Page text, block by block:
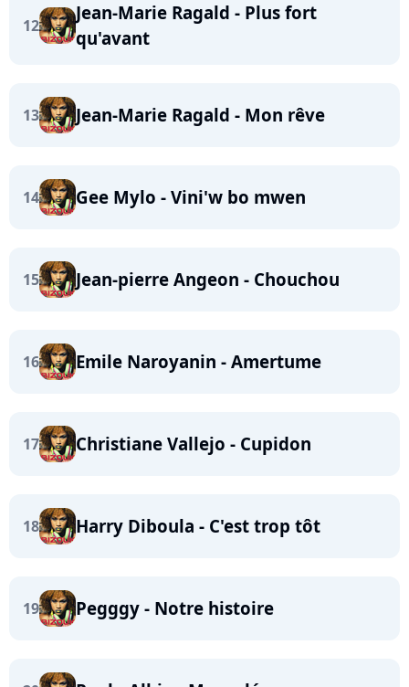
12
Jean-Marie Ragald - Plus fort
qu'avant
13 Jean-Marie Ragald - Mon rêve
14 Gee Mylo - Vini'w bo mwen
15 Jean-pierre Angeon - Chouchou
16 Emile Naroyanin - Amertume
17 Christiane Vallejo - Cupidon
18 Harry Diboula - C'est trop tôt
19 Pegggy - Notre histoire